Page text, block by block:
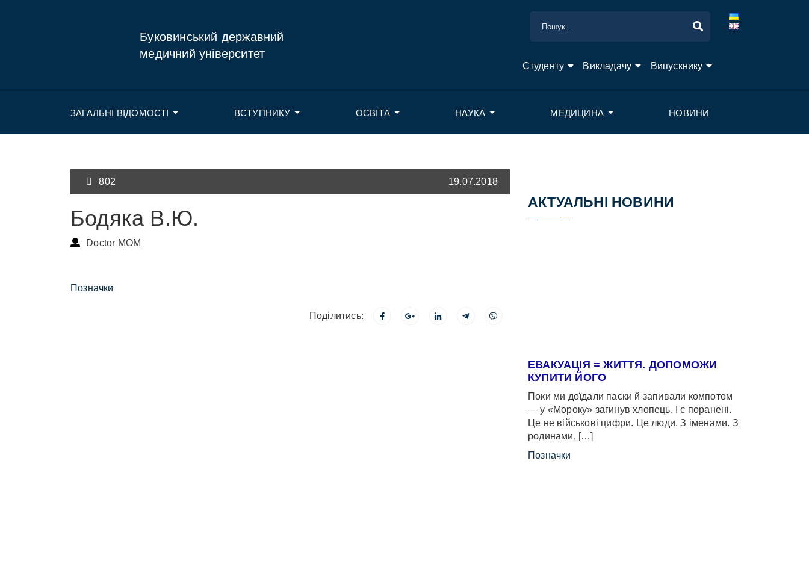
Буковинський державний
медичний університет
Студенту Викладачу Випускнику
ЗАГАЛЬНІ ВІДОМОСТІ ВСТУПНИКУ ОСВІТА НАУКА МЕДИЦИНА НОВИНИ
802 19.07.2018
Бодяка В.Ю.
Doctor MOM
Позначки
Поділитись:
АКТУАЛЬНІ НОВИНИ
ЕВАКУАЦІЯ = ЖИТТЯ. ДОПОМОЖИ
КУПИТИ ЙОГО
Поки ми доїдали паски й запивали компотом
— у «Мороку» загинув хлопець. І є поранені.
Це не військові цифри. Це люди. З іменами. З
родинами, […]
Позначки